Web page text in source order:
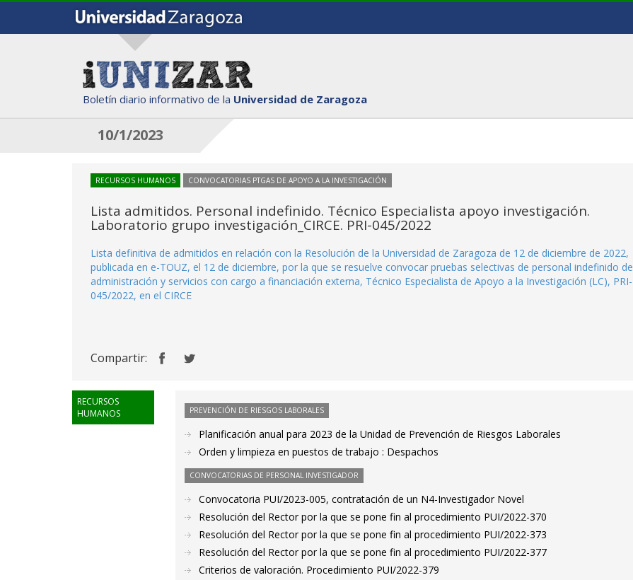
Boletín diario informativo de la Universidad de Zaragoza
10/1/2023
RECURSOS HUMANOS CONVOCATORIAS PTGAS DE APOYO A LA INVESTIGACIÓN
Lista admitidos. Personal indefinido. Técnico Especialista apoyo investigación.
Laboratorio grupo investigación_CIRCE. PRI-045/2022
Lista definitiva de admitidos en relación con la Resolución de la Universidad de Zaragoza de 12 de diciembre de 2022,
publicada en e-TOUZ, el 12 de diciembre, por la que se resuelve convocar pruebas selectivas de personal indefinido de
administración y servicios con cargo a financiación externa, Técnico Especialista de Apoyo a la Investigación (LC), PRI-
045/2022, en el CIRCE
Compartir:
RECURSOS
HUMANOS
PREVENCIÓN DE RIESGOS LABORALES
Planificación anual para 2023 de la Unidad de Prevención de Riesgos Laborales
Orden y limpieza en puestos de trabajo : Despachos
CONVOCATORIAS DE PERSONAL INVESTIGADOR
Convocatoria PUI/2023-005, contratación de un N4-Investigador Novel
Resolución del Rector por la que se pone fin al procedimiento PUI/2022-370
Resolución del Rector por la que se pone fin al procedimiento PUI/2022-373
Resolución del Rector por la que se pone fin al procedimiento PUI/2022-377
Criterios de valoración. Procedimiento PUI/2022-379